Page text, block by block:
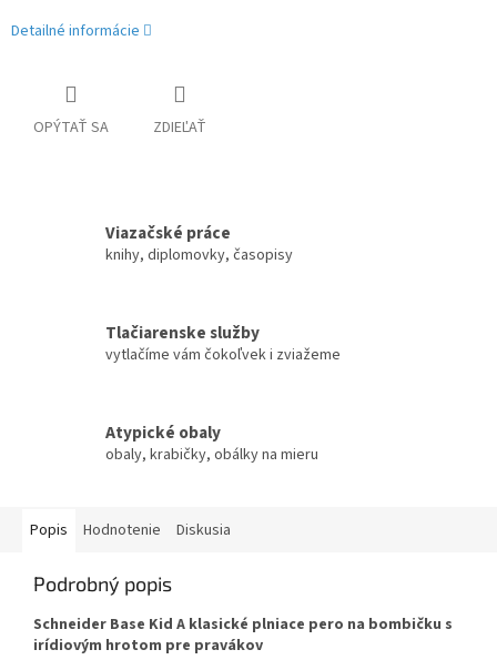
Detailné informácie
OPÝTAŤ SA ZDIEĽAŤ
Viazačské práce
knihy, diplomovky, časopisy
Tlačiarenske služby
vytlačíme vám čokoľvek i zviažeme
Atypické obaly
obaly, krabičky, obálky na mieru
Popis Hodnotenie Diskusia
Podrobný popis
Schneider Base Kid A klasické plniace pero na bombičku s
irídiovým hrotom pre pravákov